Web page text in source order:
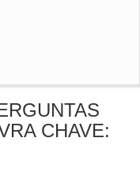
CHAVE: